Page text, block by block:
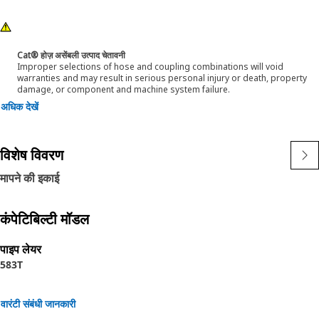
Cat® होज़ असेंबली उत्पाद चेतावनी
Improper selections of hose and coupling combinations will void
warranties and may result in serious personal injury or death, property
damage, or component and machine system failure.
अधिक देखें
विशेष विवरण
मापने की इकाई
कंपेटिबिल्टी मॉडल
पाइप लेयर
583T
वारंटी संबंधी जानकारी